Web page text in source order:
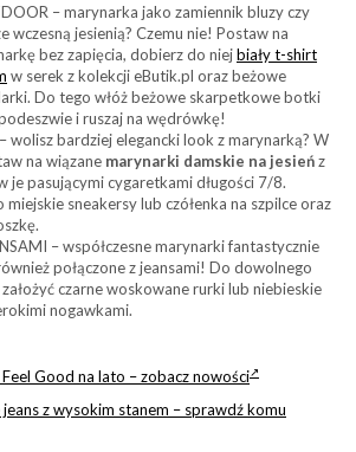
– marynarka jako zamiennik bluzy czy
wczesną jesienią? Czemu nie! Postaw na
bez zapięcia, dobierz do niejbiały t-shirt
w serek z kolekcji eButik.pl oraz beżowe
Do tego włóż beżowe skarpetkowe botki
i ruszaj na wędrówkę!
wolisz bardziej elegancki look z marynarką? W
na wiązane marynarki damskie na jesieńz
je pasującymi cygaretkami długości 7/8.
sneakersy lub czółenka na szpilce oraz
– współczesne marynarki fantastycznie
połączone z jeansami! Do dowolnego
czarne woskowane rurki lub niebieskie
nogawkami.
Feel Good na lato – zobacz nowości
z wysokim stanem – sprawdź komu